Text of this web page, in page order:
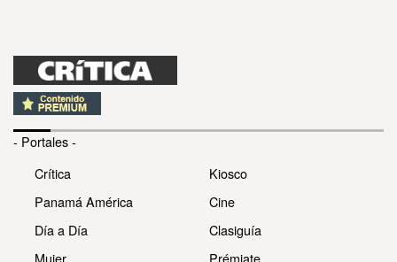
- Portales -
Crítica
Panamá América
Día a Día
Mujer
Kiosco
Cine
Clasiguía
Prémiate